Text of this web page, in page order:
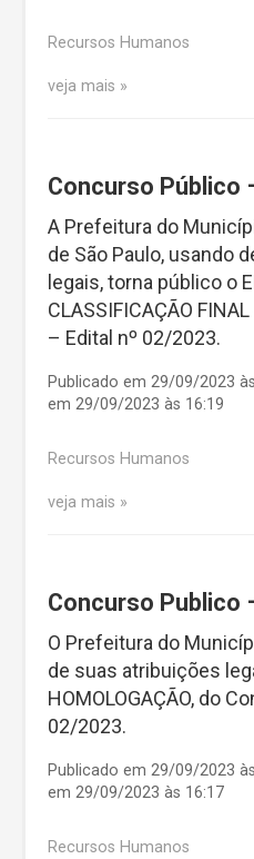
Recursos Humanos
veja mais
Concurso Público
A Prefeitura do
de São Paulo, usando
legais, torna público o
CLASSIFICAÇÃO
– Edital nº 02/2023.
Publicado em 29/09/2023
em 29/09/2023 às 16:19
Recursos Humanos
veja mais
Concurso Publico
O Prefeitura do
de suas atribuições
HOMOLOGAÇÃO, do
02/2023.
Publicado em 29/09/2023
em 29/09/2023 às 16:17
Recursos Humanos